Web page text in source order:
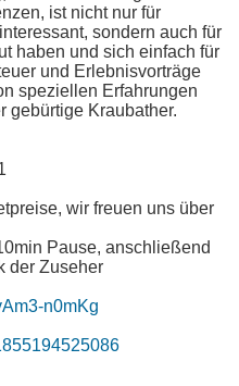
ist nicht nur für
sondern auch für
haben und sich einfach für
und Erlebnisvorträge
speziellen Erfahrungen
gebürtige Kraubather.
wir freuen uns über
Pause, anschließend
der Zuseher
n0mKg